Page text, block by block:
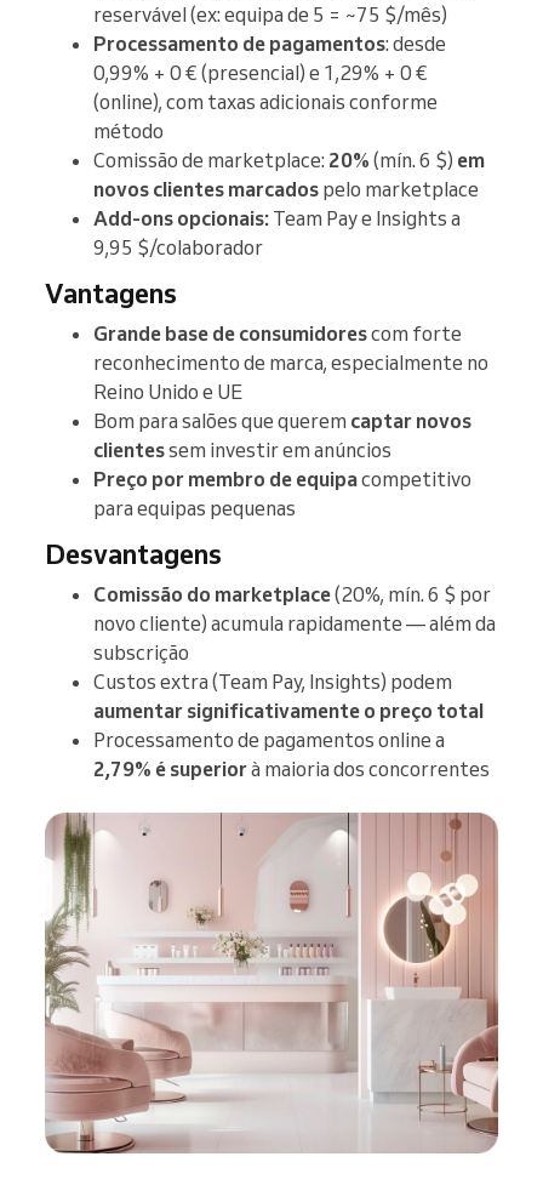
reservável (ex: equipa de 5 = ~75 $/mês)
Processamento de pagamentos: desde
0,99% + 0 € (presencial) e 1,29% + 0 €
(online), com taxas adicionais conforme
método
Comissão de marketplace: 20% (mín. 6 $) em
novos clientes marcados pelo marketplace
Add-ons opcionais: Team Pay e Insights a
9,95 $/colaborador
Vantagens
Grande base de consumidorescom forte
reconhecimento de marca, especialmente no
Reino Unido e UE
Bom para salões que querem captar novos
clientessem investir em anúncios
Preço por membro de equipacompetitivo
para equipas pequenas
Desvantagens
Comissão do marketplace(20%, mín. 6 $ por
novo cliente) acumula rapidamente — além da
subscrição
Custos extra (Team Pay, Insights) podem
aumentar significativamente o preço total
Processamento de pagamentos online a
2,79% é superiorà maioria dos concorrentes